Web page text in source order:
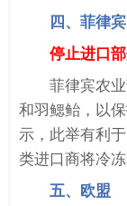
四、菲律宾
停止进口
菲律宾农
和羽鳃鲐，以
示，此举有利
类进口商将冷
五、欧盟